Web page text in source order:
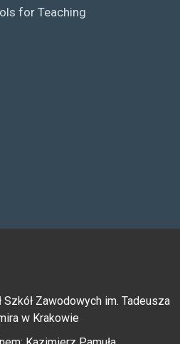
for Teaching
Zawodowych im. Tadeusza
w Krakowie